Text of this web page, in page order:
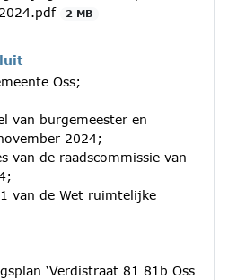
2 MB
Oss;
van burgemeester en
2024;
van de raadscommissie van
van de Wet ruimtelijke
‘Verdistraat 81 81b Oss